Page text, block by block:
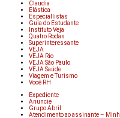
Claudia
Elástica
Especiallistas
Guia do Estudante
Instituto Veja
Quatro Rodas
Superinteressante
VEJA
VEJA Rio
VEJA São Paulo
VEJA Saúde
Viagem e Turismo
Você RH
Expediente
Anuncie
Grupo Abril
Atendimento ao assinante –